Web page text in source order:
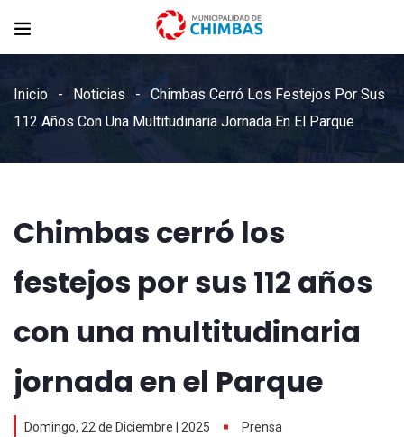
Inicio Noticias
Chimbas Cerró Los Festejos Por Sus
112 Años Con Una Multitudinaria Jornada En El Parque
Chimbas cerró los
festejos por sus 112 años
con una multitudinaria
jornada en el Parque
Domingo, 22 de Diciembre | 2025 Prensa